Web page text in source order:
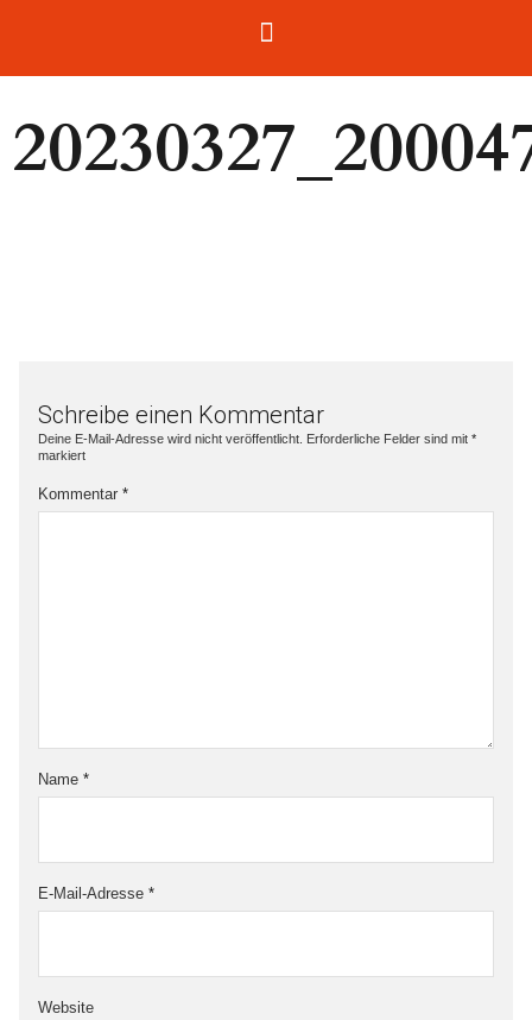
Schreibe einen Kommentar
Deine E-Mail-Adresse wird nicht veröffentlicht. Erforderliche Felder sind mit *
markiert
Kommentar *
Name *
E-Mail-Adresse *
Website